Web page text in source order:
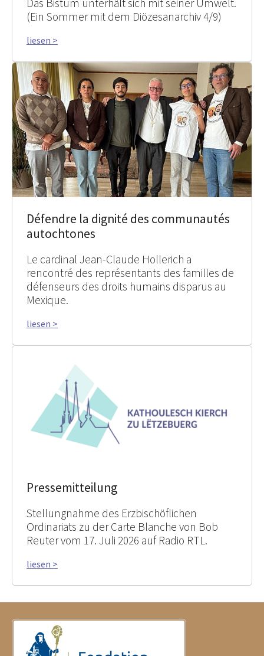
(Ein Sommer mit dem Diözesanarchiv 4/9)
liesen >
Défendre la dignité des communautés
autochtones
Le cardinal Jean-Claude Hollerich a
rencontré des représentants des familles de
défenseurs des droits humains disparus au
Mexique.
liesen >
Pressemitteilung
Stellungnahme des Erzbischöflichen
Ordinariats zu der Carte Blanche von Bob
Reuter vom 17. Juli 2026 auf Radio RTL.
liesen >